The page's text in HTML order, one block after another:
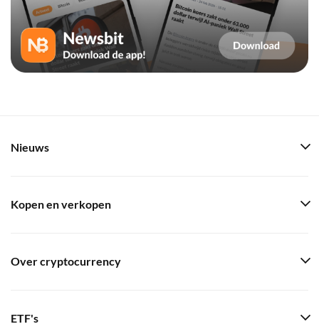
Nieuws
Kopen en verkopen
Over cryptocurrency
ETF's